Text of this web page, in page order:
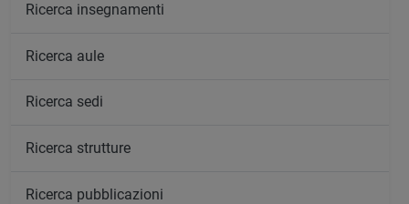
Ricerca insegnamenti
Ricerca aule
Ricerca sedi
Ricerca strutture
Ricerca pubblicazioni